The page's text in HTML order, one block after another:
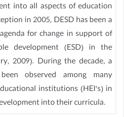
into all aspects of education
in 2005, DESD has been a
for change in support of
development (ESD) in the
2009). During the decade, a
observed among many
institutions (HEI’s) in
into their curricula.